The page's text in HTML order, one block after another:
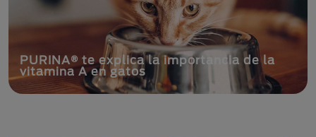
de la
PURINA® te enseña si los
comer mango